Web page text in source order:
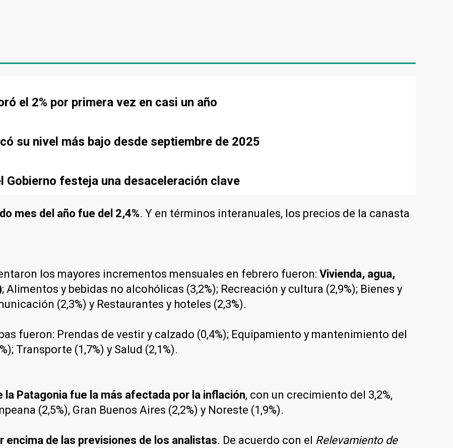
el 2% por primera vez en casi un año
su nivel más bajo desde septiembre de 2025
Gobierno festeja una desaceleración clave
mes del año fue del 2,4%. Y en términos interanuales, los precios de la canasta
los mayores incrementos mensuales en febrero fueron: Vivienda, agua,
; Alimentos y bebidas no alcohólicas (3,2%); Recreación y cultura (2,9%); Bienes y
(2,3%) y Restaurantes y hoteles (2,3%).
fueron: Prendas de vestir y calzado (0,4%); Equipamiento y mantenimiento del
Transporte (1,7%) y Salud (2,1%).
la Patagonia fue la más afectada por la inflación, con un crecimiento del 3,2%,
(2,5%), Gran Buenos Aires (2,2%) y Noreste (1,9%).
encima de las previsiones de los analistas. De acuerdo con el Relevamiento de